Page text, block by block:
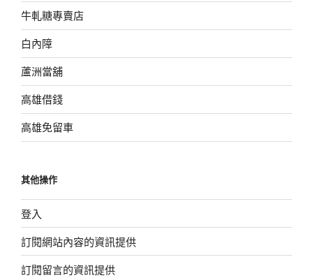
牛軋糖專賣店
白內障
蘆洲當舖
高雄借錢
高雄免留車
其他操作
登入
訂閱網站內容的資訊提供
訂閱留言的資訊提供